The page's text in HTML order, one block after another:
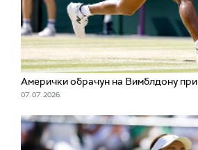
Амерички обрачун на Вимблдону
07. 07. 2026.